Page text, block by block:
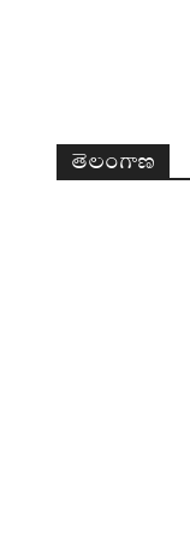
తెలంగాణ